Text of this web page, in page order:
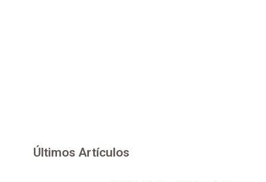
Últimos Artículos